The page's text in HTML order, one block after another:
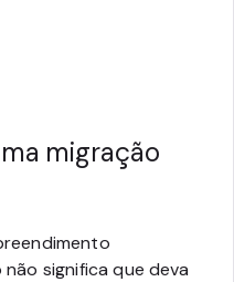
migração
significa que deva